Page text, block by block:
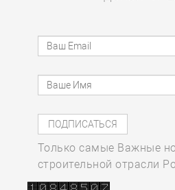
Только самые Важные
строительной отрасли